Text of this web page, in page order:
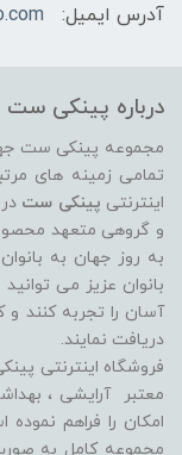
آدرس ایمیل:
درباره پینکی ست
مجموعه پینکی ست
تمامی زمینه های
اینترنتی پینکی ست
و گروهی متعهد
به روز جهان به
بانوان عزیز می
آسان را تجربه کنند و
دریافت نمایند.
فروشگاه اینترنتی
معتبر آرایشی ،
امکان را فراهم
مجموعه کامل به